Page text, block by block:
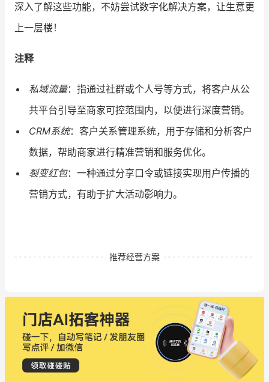
深入了解这些功能，不妨尝试数字化解决方案，让生意更
上一层楼！
注释
私域流量：指通过社群或个人号等方式，将客户从公
共平台引导至商家可控范围内，以便进行深度营销。
CRM系统：客户关系管理系统，用于存储和分析客户
数据，帮助商家进行精准营销和服务优化。
裂变红包：一种通过分享口令或链接实现用户传播的
营销方式，有助于扩大活动影响力。
推荐经营方案